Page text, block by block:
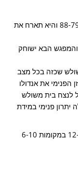
פנרבחצה – אנדולו פנרבחצה ניצחה בחוץ 88-79 והיא תארח את
95-92 בהארכה והמפגש הבא ישוחק
3 תנצח בית משולש שכזה בכל מצב
הפנימי את אנדולו
לנצח בית משולש
יתרון פנימי במידת
7 ועכשיו לדבוקת הקבוצות במאזן חיובי 12-13 במקומות 6-10